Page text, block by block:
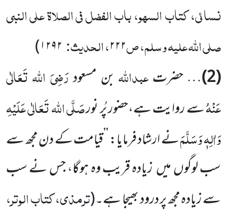
نسائی، کتاب السہو، باب الفضل فی الصلاۃ علی النبی
صلی اللّٰہ علیہ وسلم، ص۲۲۲، الحدیث: ۱۲۹۲)
(2) … حضرتعبداللہبن مسعودرَضِیَ اللہ تَعَالٰی
عَنْہُسے روایت ہے،حضور پُر نورصَلَّی اللہ تَعَالٰی عَلَیْہِ
وَاٰلِہٖ وَسَلَّمَنے ارشاد فرمایا: ’’قیامت کے دن مجھ سے
سب لوگوں میں زیادہ قریب وہ ہوگا، جس نے سب
سے زیادہ مجھ پر درود بھیجا ہے۔(ترمذی، کتاب الوتر،